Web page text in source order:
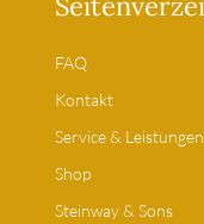
FAQ
Kontakt
Service & Leistungen
Shop
Steinway & Sons